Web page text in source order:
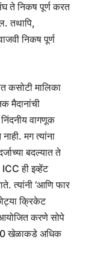
ते निकष पूर्ण करत
तथापि,
निकष पूर्ण
कसोटी मालिका
मैदानांची
निंदनीय वागणूक
मग त्यांना
बदल्यात ते
ICC ही इव्हेंट
त्यांनी ‘आणि फार
क्रिकेट
आयोजित करणे सोपे
खेळाकडे अधिक